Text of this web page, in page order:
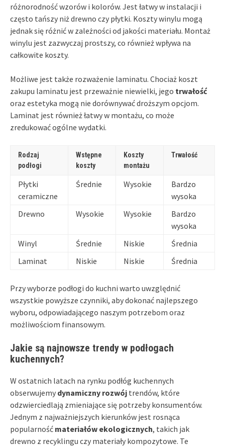
różnorodność wzorów i kolorów. Jest łatwy w instalacji i
często tańszy niż drewno czy płytki. Koszty winylu mogą
jednak się różnić w zależności od jakości materiału. Montaż
winylu jest zazwyczaj prostszy, co również wpływa na
całkowite koszty.
Możliwe jest także rozważenie laminatu. Chociaż koszt
zakupu laminatu jest przeważnie niewielki, jego trwałość
oraz estetyka mogą nie dorównywać droższym opcjom.
Laminat jest również łatwy w montażu, co może
zredukować ogólne wydatki.
Rodzaj
podłogi
Wstępne
koszty
Koszty
montażu
Trwałość
Płytki
ceramiczne
Średnie Wysokie
Bardzo
wysoka
Drewno
Wysokie Wysokie
Bardzo
wysoka
Winyl
Średnie Niskie
Średnia
Laminat
Niskie Niskie Średnia
Przy wyborze podłogi do kuchni warto uwzględnić
wszystkie powyższe czynniki, aby dokonać najlepszego
wyboru, odpowiadającego naszym potrzebom oraz
możliwościom finansowym.
Jakie są najnowsze trendy w podłogach
kuchennych?
W ostatnich latach na rynku podłóg kuchennych
obserwujemy dynamiczny rozwój trendów, które
odzwierciedlają zmieniające się potrzeby konsumentów.
Jednym z najważniejszych kierunków jest rosnąca
popularność materiałów ekologicznych, takich jak
drewno z recyklingu czy materiały kompozytowe. Te